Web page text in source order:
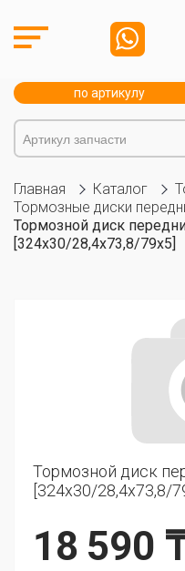
по артикулу
Главная Каталог
Тормозные диски
Тормозной диск
[324x30/28,4x73,8/79x5]
Тормозной диск
[324x30/28,4x73,8/
18 590